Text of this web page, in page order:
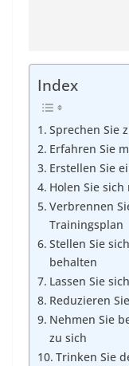
Index
Sprechen Sie
Erfahren Sie
Erstellen Sie
Holen Sie
Verbrennen
Trainingsplan
Stellen Sie
behalten
Lassen Sie
Reduzieren
Nehmen Sie
zu sich
Trinken Sie